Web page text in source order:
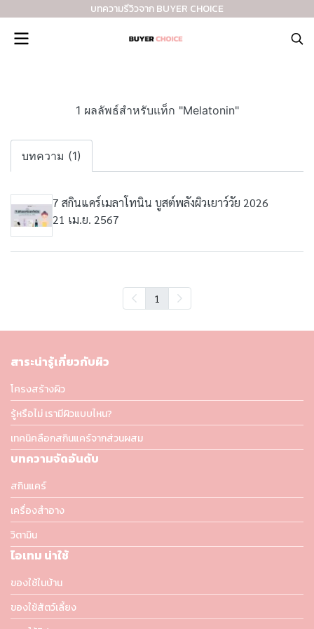
บทความรีวิวจาก BUYER CHOICE
1 ผลลัพธ์สำหรับแท็ก "Melatonin"
บทความ (1)
7 สกินแคร์เมลาโทนิน บูสต์พลังผิวเยาว์วัย 2026
21 เม.ย. 2567
1
สาระน่ารู้เกี่ยวกับผิว
โครงสร้างผิว
รู้หรือไม่ เรามีผิวแบบไหน?
เทคนิคลือกสกินแคร์จากส่วนผสม
บทความจัดอันดับ
สกินแคร์
เครื่องสำอาง
วิตามิน
ไอเทม น่าใช้
ของใช้ในบ้าน
ของใช้สัตว์เลี้ยง